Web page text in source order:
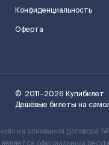
Конфиденциальность
Оферта
© 2011–2026 Купибилет
Дешёвые билеты на
на основании